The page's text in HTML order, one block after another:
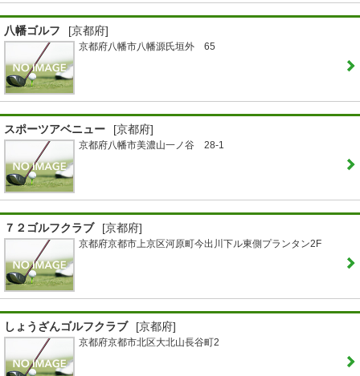
八幡ゴルフ [京都府]
京都府八幡市八幡源氏垣外 65
スポーツアベニュー [京都府]
京都府八幡市美濃山一ノ谷 28-1
７２ゴルフクラブ [京都府]
京都府京都市上京区河原町今出川下ル東側プランタン2F
しょうざんゴルフクラブ [京都府]
京都府京都市北区大北山長谷町2